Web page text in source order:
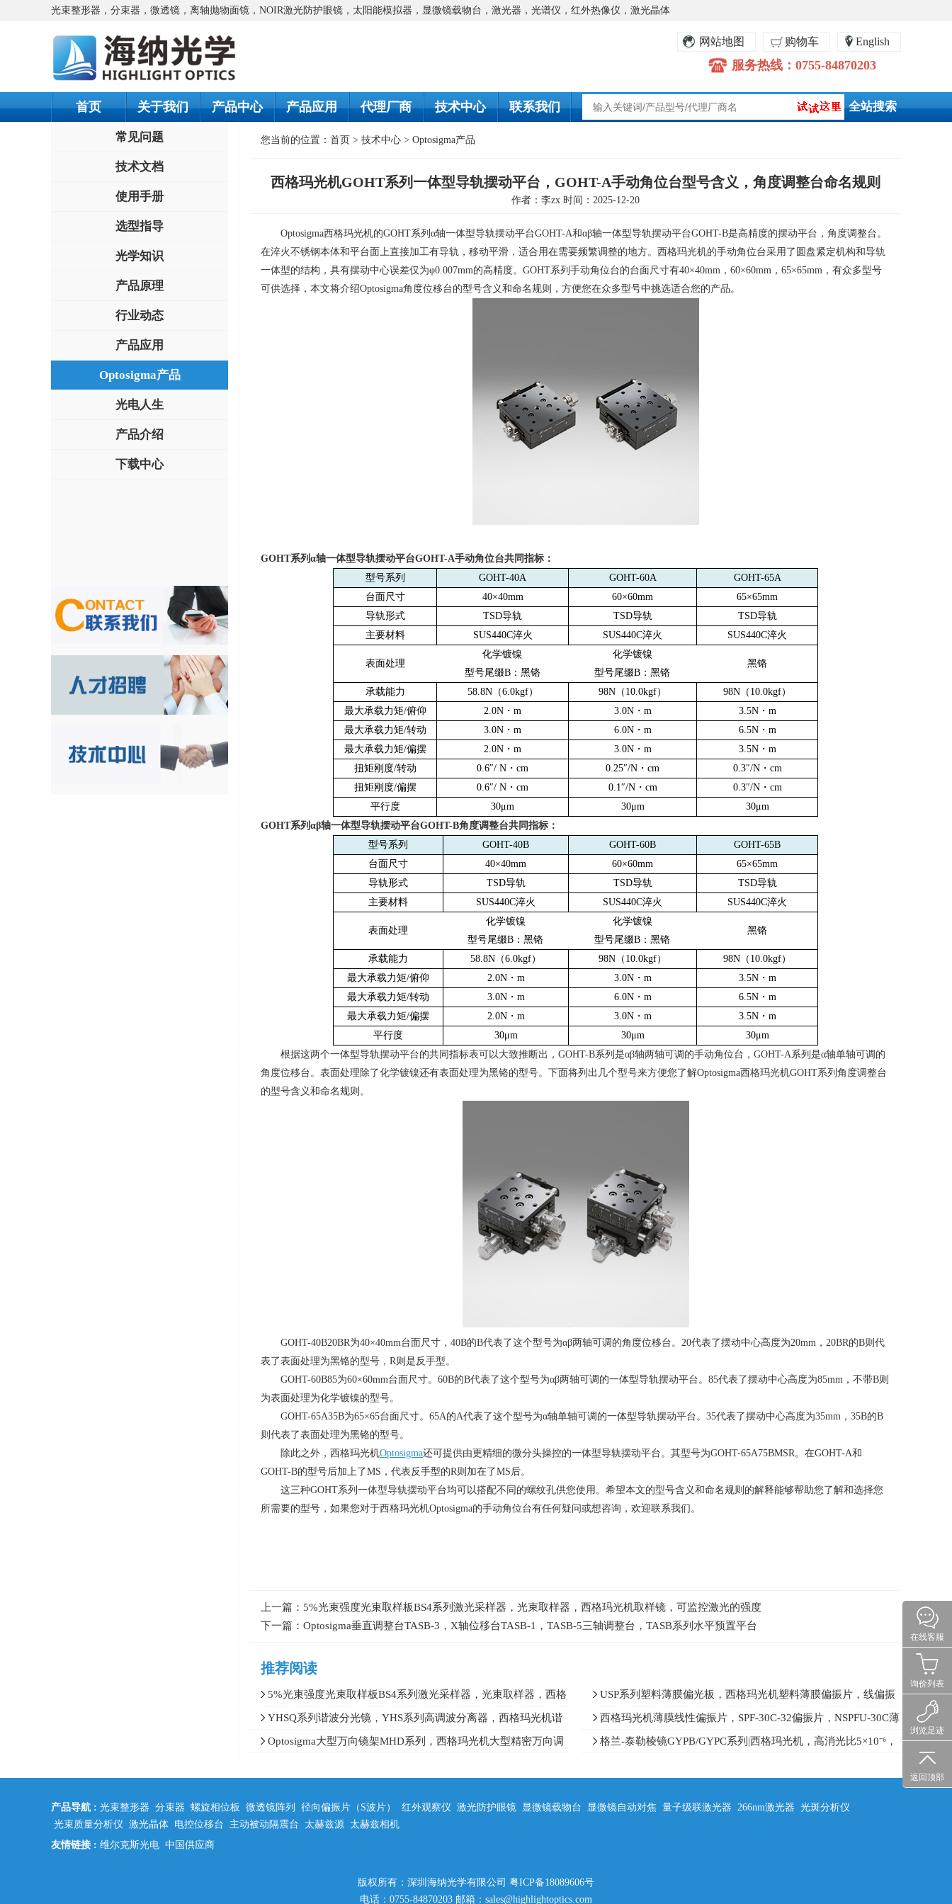
光束整形器，分束器，微透镜，离轴抛物面镜，NOIR激光防护眼镜，太阳能模拟器，显微镜载物台，激光器，光谱仪，红外热像仪，激光晶体
English
购物车
网站地图
服务热线：0755-84870203
首页 关于我们 产品中心 产品应用 代理厂商 技术中心 联系我们
常见问题
技术文档
使用手册
选型指导
光学知识
产品原理
行业动态
产品应用
Optosigma产品
光电人生
产品介绍
下载中心
您当前的位置： 首页 > 技术中心 > Optosigma产品
西格玛光机GOHT系列一体型导轨摆动平台，GOHT-A手动角位台型号含义，角度调整台命名规则
作者：李zx 时间：2025-12-20
Optosigma西格玛光机的GOHT系列α轴一体型导轨摆动平台GOHT-A和αβ轴一体型导轨摆动平台GOHT-B是高精度的摆动平台，角度调整台。
在淬火不锈钢本体和平台面上直接加工有导轨，移动平滑，适合用在需要频繁调整的地方。西格玛光机的手动角位台采用了圆盘紧定机构和导轨
一体型的结构，具有摆动中心误差仅为φ0.007mm的高精度。 GOHT系列手动角位台的台面尺寸有40×40mm ， 60×60mm ， 65×65mm ，有众多型号
可供选择，本文将介绍Optosigma角度位移台的型号含义和命名规则，方便您在众多型号中挑选适合您的产品。
GOHT系列α轴一体型导轨摆动平台GOHT-A手动角位台共同指标：
型号系列
GOHT-40A GOHT-60A
GOHT-65A
台面尺寸
40×40mm 60×60mm 65×65mm
导轨形式
TSD导轨 TSD导轨 TSD导轨
主要材料
SUS440C淬火 SUS440C淬火 SUS440C淬火
表面处理
化学镀镍
型号尾缀B：黑铬
化学镀镍
型号尾缀B ：黑铬
黑铬
承载能力 58.8N（6.0kgf） 98N （ 10.0kgf） 98N （ 10.0kgf）
最大承载力矩/俯仰 2.0N ・ m 3.0N・ m 3.5N・ m
最大承载力矩/转动 3.0N ・ m 6.0N・ m 6.5N・ m
最大承载力矩/偏摆 2.0N ・ m 3.0N・ m 3.5N・ m
扭矩刚度/转动 0.6″/ N ・ cm 0.25″/N ・ cm 0.3″/N・ cm
扭矩刚度/偏摆 0.6″/ N ・ cm 0.1″/N・ cm 0.3″/N・ cm
平行度
30μm 30μm 30μm
GOHT系列αβ轴一体型导轨摆动平台GOHT-B角度调整台共同指标：
型号系列
GOHT-40B GOHT-60B
GOHT-65B
台面尺寸
40×40mm 60×60mm 65×65mm
导轨形式
TSD导轨 TSD导轨 TSD导轨
主要材料
SUS440C淬火 SUS440C淬火 SUS440C淬火
表面处理
化学镀镍
型号尾缀B ：黑铬
化学镀镍
型号尾缀B ：黑铬
黑铬
承载能力 58.8N （6.0kgf） 98N （ 10.0kgf） 98N （ 10.0kgf）
最大承载力矩/俯仰 2.0N・ m 3.0N・ m 3.5N・ m
最大承载力矩/转动 3.0N・ m 6.0N・ m 6.5N・ m
最大承载力矩/偏摆 2.0N・ m 3.0N・ m 3.5N・ m
平行度
30μm 30μm 30μm
根据这两个一体型导轨摆动平台的共同指标表可以大致推断出， GOHT-B系列是αβ轴两轴可调的手动角位台， GOHT-A系列是α轴单轴可调的
角度位移台。表面处理除了化学镀镍还有表面处理为黑铬的型号。下面将列出几个型号来方便您了解Optosigma西格玛光机GOHT系列角度调整台
的型号含义和命名规则。
GOHT-40B20BR为40×40mm台面尺寸， 40B的B代表了这个型号为αβ两轴可调的角度位移台。 20代表了摆动中心高度为20mm ， 20BR的B则代
表了表面处理为黑铬的型号， R则是反手型。
GOHT-60B85为60×60mm台面尺寸。 60B的B代表了这个型号为αβ两轴可调的一体型导轨摆动平台。 85代表了摆动中心高度为85mm ，不带B则
为表面处理为化学镀镍的型号。
GOHT-65A35B为65×65台面尺寸。 65A的A代表了这个型号为α轴单轴可调的一体型导轨摆动平台。 35代表了摆动中心高度为35mm ， 35B的B
则代表了表面处理为黑铬的型号。
除此之外，西格玛光机Optosigma还可提供由更精细的微分头操控的一体型导轨摆动平台。其型号为GOHT-65A75BMSR。在GOHT-A和
GOHT-B的型号后加上了MS ，代表反手型的R则加在了MS后。
这三种GOHT系列一体型导轨摆动平台均可以搭配不同的螺纹孔供您使用。希望本文的型号含义和命名规则的解释能够帮助您了解和选择您
所需要的型号，如果您对于西格玛光机Optosigma的手动角位台有任何疑问或想咨询，欢迎联系我们。
上一篇： 5%光束强度光束取样板BS4系列激光采样器，光束取样器，西格玛光机取样镜，可监控激光的强度
下一篇： Optosigma垂直调整台TASB-3，X轴位移台TASB-1，TASB-5三轴调整台，TASB系列水平预置平台
推荐阅读
5%光束强度光束取样板BS4系列激光采样器，光束取样器，西格
玛光机取样镜，可监控激光的强度
USP系列塑料薄膜偏光板，西格玛光机塑料薄膜偏振片，线偏振
片和圆偏振片，含左旋右旋圆偏振片
YHSQ系列谐波分光镜，YHS系列高调波分离器，西格玛光机谐
波分束镜反射266/355，透射532/1064
西格玛光机薄膜线性偏振片，SPF-30C-32偏振片，NSPFU-30C薄
膜偏振片，300-2000nm偏光片
Optosigma大型万向镜架MHD系列，西格玛光机大型精密万向调
格兰-泰勒棱镜GYPB/GYPC系列|西格玛光机，高消光比5×10⁻⁶，
产品导航 : 光束整形器 分束器 螺旋相位板 微透镜阵列 径向偏振片（S波片） 红外观察仪 激光防护眼镜 显微镜载物台 显微镜自动对焦 量子级联激光器 266nm激光器 光斑分析仪
光束质量分析仪 激光晶体 电控位移台 主动被动隔震台 太赫兹源 太赫兹相机
友情链接 : 维尔克斯光电 中国供应商
版权所有：深圳海纳光学有限公司 粤ICP备18089606号
电话：0755-84870203 邮箱：sales@highlightoptics.com
在线客服
询价列表
浏览足迹
返回顶部